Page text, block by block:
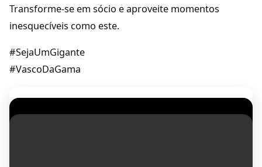
Transforme-se em sócio e aproveite momentos
inesquecíveis como este.
#SejaUmGigante
#VascoDaGama